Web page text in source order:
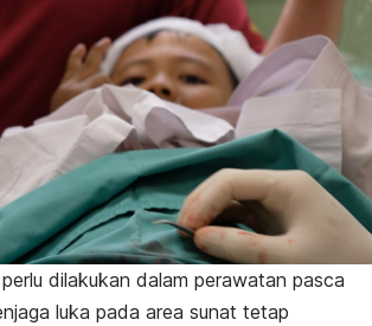
dilakukan dalam perawatan pasca
luka pada area sunat tetap